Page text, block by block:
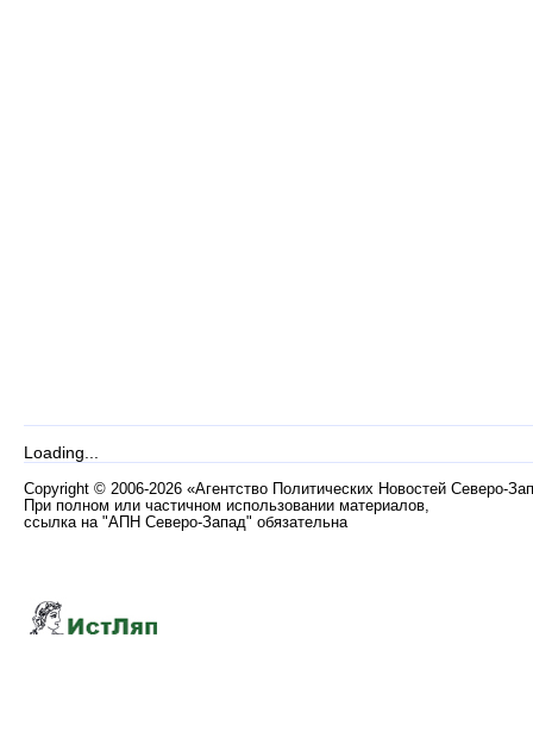
Loading...
Copyright © 2006-2026 «Агентство Политических Новостей Северо-
При полном или частичном использовании материалов,
ссылка на "АПН Северо-Запад" обязательна